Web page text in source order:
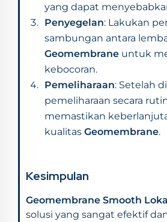
yang dapat
Penyegelan: Lakukan
sambungan antara
Geomembrane untuk
kebocoran.
Pemeliharaan: Setelah
pemeliharaan secara
memastikan
kualitas Geomembrane.
Kesimpulan
Geomembrane Smooth
solusi yang sangat efektif